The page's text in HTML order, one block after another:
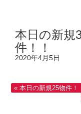
本日の新規
件！！
2020年4月5日
« 本日の新規25物件！